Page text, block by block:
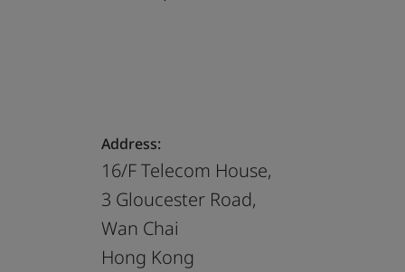
Address:
16/F Telecom House,
3 Gloucester Road,
Wan Chai
Hong Kong